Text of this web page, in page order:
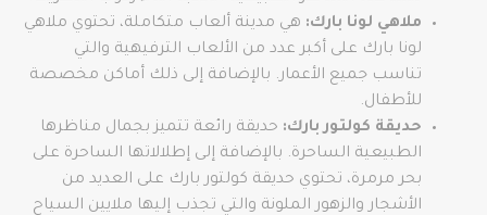
ملاهي لونا بارك: هي مدينة ألعاب متكاملة، تحتوي ملاهي
لونا بارك على أكبر عدد من الألعاب الترفيهية والتي
تناسب جميع الأعمار. بالإضافة إلى ذلك أماكن مخصصة
للأطفال.
حديقة كولتور بارك: حديقة رائعة تتميز بجمال مناظرها
الطبيعية الساحرة. بالإضافة إلى إطلالاتها الساحرة على
بحر مرمرة، تحتوي حديقة كولتور بارك على العديد من
الأشجار والزهور الملونة والتي تجذب إليها ملايين السياح